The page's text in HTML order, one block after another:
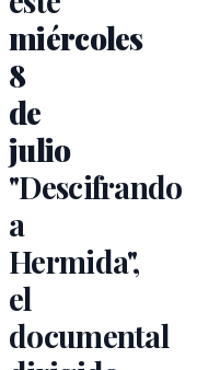
miércoles
8
de
julio
"Descifrando
a
Hermida",
el
documental